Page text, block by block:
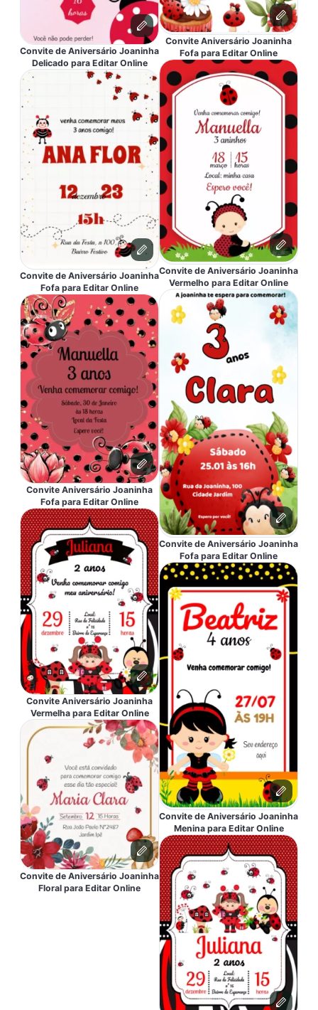
Convite de Aniversário Joaninha
Delicado para Editar Online
Convite de Aniversário Joaninha
Fofa para Editar Online
Convite Aniversário Joaninha
Fofa para Editar Online
Convite Aniversário Joaninha
Vermelha para Editar Online
Convite de Aniversário Joaninha
Floral para Editar Online
Convite Aniversário Joaninha
Fofa para Editar Online
Convite de Aniversário Joaninha
Vermelho para Editar Online
Convite de Aniversário Joaninha
Fofa para Editar Online
Convite de Aniversário Joaninha
Menina para Editar Online